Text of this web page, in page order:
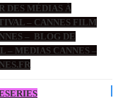
DES MÉDIAS À
– CANNES FILM
– BLOG DE
– MEDIAS CANNES –